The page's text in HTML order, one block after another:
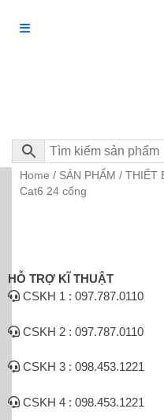
Home / SẢN PHẨM / THIẾT
Cat6 24 cổng
HỖ TRỢ KĨ THUẬT
CSKH 1 : 097.787.0110
CSKH 2 : 097.787.0110
CSKH 3 : 098.453.1221
CSKH 4 : 098.453.1221